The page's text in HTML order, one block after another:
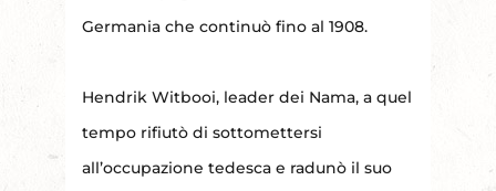
Germania che continuò fino al 1908.
Hendrik Witbooi, leader dei Nama, a quel
tempo rifiutò di sottomettersi
all’occupazione tedesca e radunò il suo